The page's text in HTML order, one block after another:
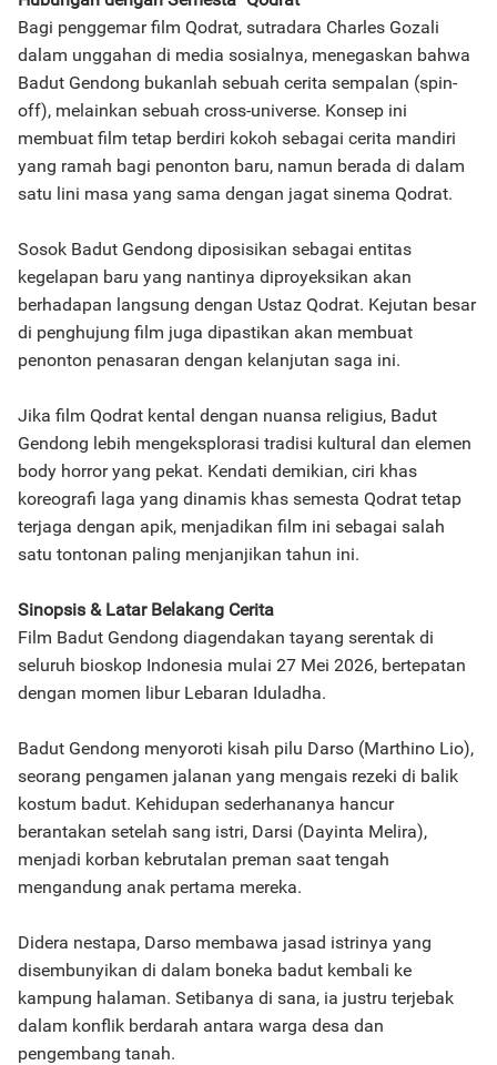
Bagi penggemar film Qodrat, sutradara Charles Gozali
dalam unggahan di media sosialnya, menegaskan bahwa
Badut Gendong bukanlah sebuah cerita sempalan (spin-
off), melainkan sebuah cross-universe. Konsep ini
membuat film tetap berdiri kokoh sebagai cerita mandiri
yang ramah bagi penonton baru, namun berada di dalam
satu lini masa yang sama dengan jagat sinema Qodrat.
Sosok Badut Gendong diposisikan sebagai entitas
kegelapan baru yang nantinya diproyeksikan akan
berhadapan langsung dengan Ustaz Qodrat. Kejutan besar
di penghujung film juga dipastikan akan membuat
penonton penasaran dengan kelanjutan saga ini.
Jika film Qodrat kental dengan nuansa religius, Badut
Gendong lebih mengeksplorasi tradisi kultural dan elemen
body horror yang pekat. Kendati demikian, ciri khas
koreografi laga yang dinamis khas semesta Qodrat tetap
terjaga dengan apik, menjadikan film ini sebagai salah
satu tontonan paling menjanjikan tahun ini.
Sinopsis & Latar Belakang Cerita
Film Badut Gendong diagendakan tayang serentak di
seluruh bioskop Indonesia mulai 27 Mei 2026, bertepatan
dengan momen libur Lebaran Iduladha.
Badut Gendong menyoroti kisah pilu Darso (Marthino Lio),
seorang pengamen jalanan yang mengais rezeki di balik
kostum badut. Kehidupan sederhananya hancur
berantakan setelah sang istri, Darsi (Dayinta Melira),
menjadi korban kebrutalan preman saat tengah
mengandung anak pertama mereka.
Didera nestapa, Darso membawa jasad istrinya yang
disembunyikan di dalam boneka badut kembali ke
kampung halaman. Setibanya di sana, ia justru terjebak
dalam konflik berdarah antara warga desa dan
pengembang tanah.